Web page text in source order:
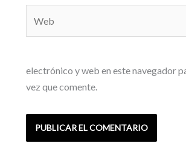
electrónico y web en este navegador
vez que comente.